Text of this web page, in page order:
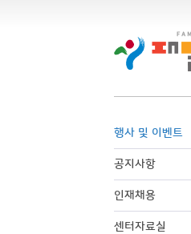
행사 및 이벤트
공지사항
인재채용
센터자료실